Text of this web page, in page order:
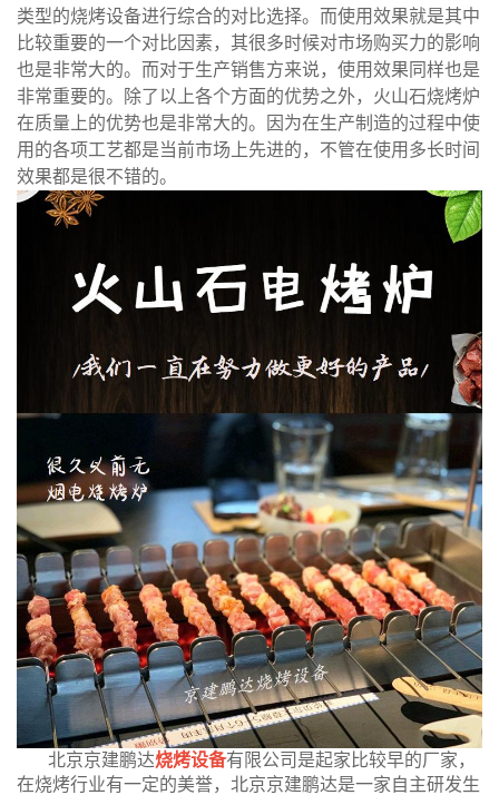
类型的烧烤设备进行综合的对比选择。而使用效果就是其中
比较重要的一个对比因素，其很多时候对市场购买力的影响
也是非常大的。而对于生产销售方来说，使用效果同样也是
非常重要的。除了以上各个方面的优势之外，火山石烧烤炉
在质量上的优势也是非常大的。因为在生产制造的过程中使
用的各项工艺都是当前市场上先进的，不管在使用多长时间
效果都是很不错的。
北京京建鹏达烧烤设备有限公司是起家比较早的厂家，
在烧烤行业有一定的美誉，北京京建鹏达是一家自主研发生